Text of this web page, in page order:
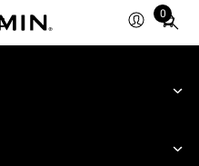
0
Total
items
cart: